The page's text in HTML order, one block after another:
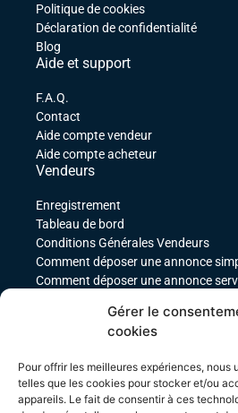
Gérer le
cookies
Pour offrir les meilleures expériences, nous
telles que les cookies pour stocker et/ou
appareils. Le fait de consentir à ces
Politique de cookies
Déclaration de confidentialité
Blog
Aide et support
F.A.Q.
Contact
Aide compte vendeur
Aide compte acheteur
Vendeurs
Enregistrement
Tableau de bord
Conditions Générales Vendeurs
Comment déposer une annonce
Comment déposer une annonce
téléchargeable
Déposer une annonce avec des
Mon compte
Mes commandes